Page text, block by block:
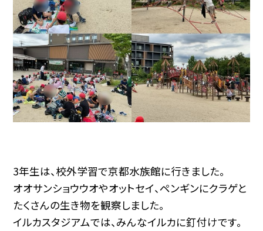
3年生は、校外学習で京都水族館に行きました。
オオサンショウウオやオットセイ、ペンギンにクラゲと
たくさんの生き物を観察しました。
イルカスタジアムでは、みんなイルカに釘付けです。